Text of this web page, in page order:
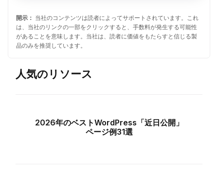
開示： 当社のコンテンツは読者によってサポートされています。これ
は、当社のリンクの一部をクリックすると、手数料が発生する可能性
があることを意味します。当社は、読者に価値をもたらすと信じる製
品のみを推奨しています。
人気のリソース
2026年のベストWordPress「近日公開」
ページ例31選